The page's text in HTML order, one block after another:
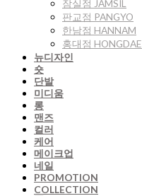
잠실점 JAMSIL
판교점 PANGYO
한남점 HANNAM
홍대점 HONGDAE
뉴디자인
숏
단발
미디움
롱
맨즈
컬러
케어
메이크업
네일
PROMOTION
COLLECTION